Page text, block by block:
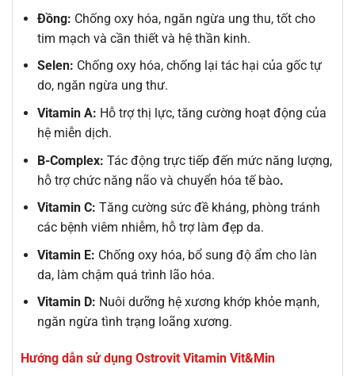
Đồng: Chống oxy hóa, ngăn ngừa ung thu, tốt cho
tim mạch và cần thiết và hệ thần kinh.
Selen: Chống oxy hóa, chống lại tác hại của gốc tự
do, ngăn ngừa ung thư.
Vitamin A: Hỗ trợ thị lực, tăng cường hoạt động của
hệ miễn dịch.
B-Complex: Tác động trực tiếp đến mức năng lượng,
hỗ trợ chức năng não và chuyển hóa tế bào.
Vitamin C: Tăng cường sức đề kháng, phòng tránh
các bệnh viêm nhiễm, hỗ trợ làm đẹp da.
Vitamin E: Chống oxy hóa, bổ sung độ ẩm cho làn
da, làm chậm quá trình lão hóa.
Vitamin D: Nuôi dưỡng hệ xương khớp khỏe mạnh,
ngăn ngừa tình trạng loãng xương.
Hướng dẫn sử dụng Ostrovit Vitamin Vit&Min